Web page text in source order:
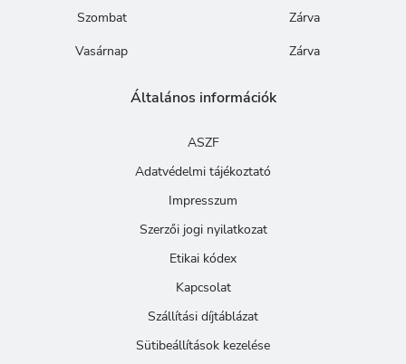
Szombat
Zárva
Vasárnap
Zárva
Általános információk
ASZF
Adatvédelmi tájékoztató
Impresszum
Szerzői jogi nyilatkozat
Etikai kódex
Kapcsolat
Szállítási díjtáblázat
Sütibeállítások kezelése